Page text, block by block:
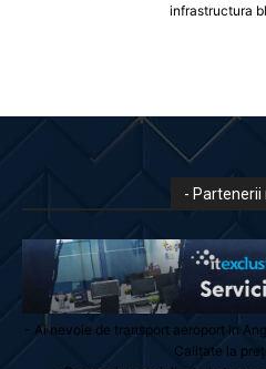
infrastructura
- Partenerii
- Ai nevoie de transport aeroport in
Calitate la